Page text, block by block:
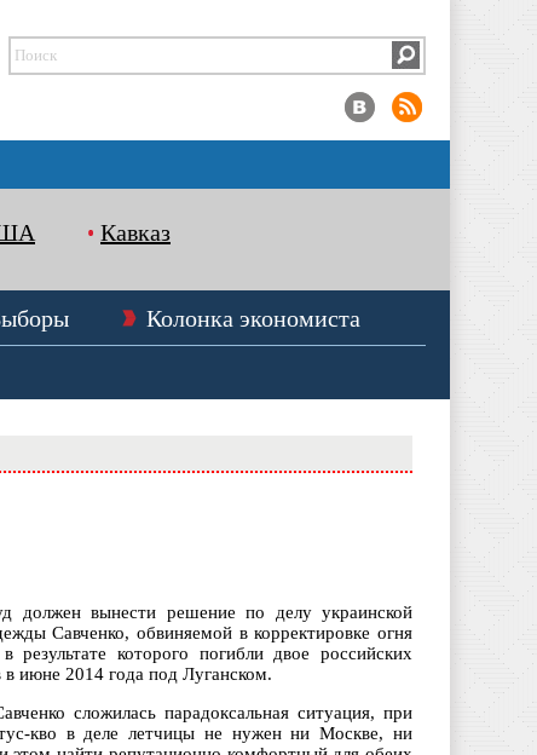
Кавказ
Колонка экономиста
должен вынести решение по делу украинской
Савченко, обвиняемой в корректировке огня
результате которого погибли двое российских
в июне 2014 года под Луганском.
сложилась парадоксальная ситуация, при
кво в деле летчицы не нужен ни Москве, ни